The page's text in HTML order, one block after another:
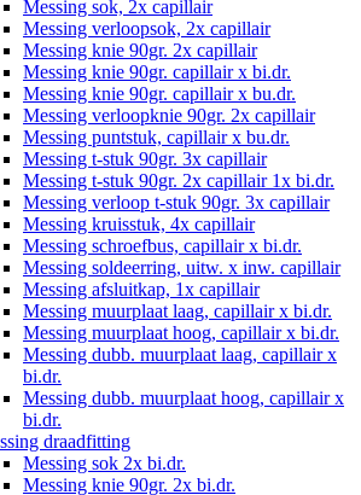
Messing sok, 2x capillair
Messing verloopsok, 2x capillair
Messing knie 90gr. 2x capillair
Messing knie 90gr. capillair x bi.dr.
Messing knie 90gr. capillair x bu.dr.
Messing verloopknie 90gr. 2x capillair
Messing puntstuk, capillair x bu.dr.
Messing t-stuk 90gr. 3x capillair
Messing t-stuk 90gr. 2x capillair 1x bi.dr.
Messing verloop t-stuk 90gr. 3x capillair
Messing kruisstuk, 4x capillair
Messing schroefbus, capillair x bi.dr.
Messing soldeerring, uitw. x inw. capillair
Messing afsluitkap, 1x capillair
Messing muurplaat laag, capillair x bi.dr.
Messing muurplaat hoog, capillair x bi.dr.
Messing dubb. muurplaat laag, capillair x
bi.dr.
Messing dubb. muurplaat hoog, capillair x
bi.dr.
draadfitting
Messing sok 2x bi.dr.
Messing knie 90gr. 2x bi.dr.